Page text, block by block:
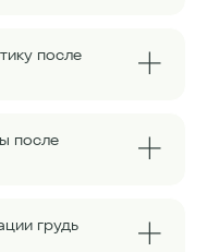
после
после
грудь